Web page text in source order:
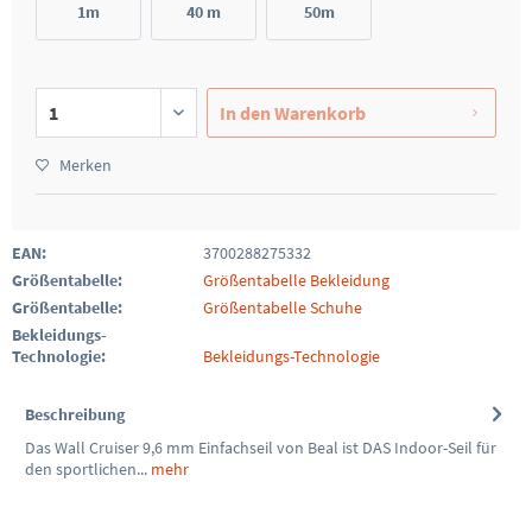
1m 40 m 50m
In den Warenkorb
Merken
EAN:
3700288275332
Größentabelle:
Größentabelle Bekleidung
Größentabelle:
Größentabelle Schuhe
Bekleidungs-
Technologie:
Bekleidungs-Technologie
Beschreibung
Das Wall Cruiser 9,6 mm Einfachseil von Beal ist DAS Indoor-Seil für
den sportlichen... mehr